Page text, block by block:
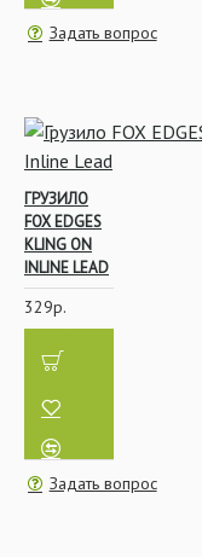
Задать вопрос
ГРУЗИЛО
FOX EDGES
KLING ON
INLINE LEAD
329р.
Задать вопрос